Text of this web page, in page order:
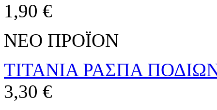
1,90 €
ΝΕΟ ΠΡΟΪΟΝ
TITANIA ΡΑΣΠΑ
3,30 €